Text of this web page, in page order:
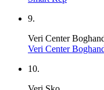
9.
Veri Center
Veri Center
10.